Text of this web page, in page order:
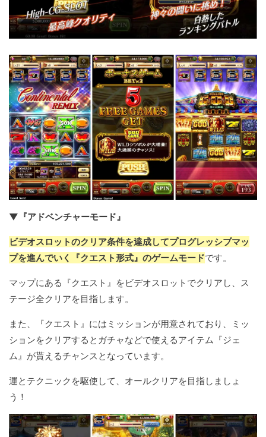
▼『アドベンチャーモード』
ビデオスロットのクリア条件を達成してプログレッシブマッ
プを進んでいく『クエスト形式』のゲームモードです。
マップにある『クエスト』をビデオスロットでクリアし、ス
テージ全クリアを目指します。
また、『クエスト』にはミッションが用意されており、ミッ
ションをクリアするとガチャなどで使えるアイテム『ジェ
ム』が貰えるチャンスとなっています。
運とテクニックを駆使して、オールクリアを目指しましょ
う！